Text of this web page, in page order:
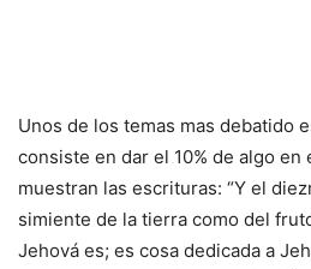
Unos de los temas mas debatido
consiste en dar el 10% de algo en
muestran las escrituras: “Y el
simiente de la tierra como del
Jehová es; es cosa dedicada a